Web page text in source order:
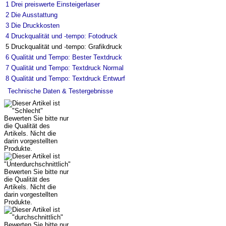
1 Drei preiswerte Einsteigerlaser
2 Die Ausstattung
3 Die Druckkosten
4 Druckqualität und -tempo: Fotodruck
5 Druckqualität und -tempo: Grafikdruck
6 Qualität und Tempo: Bester Textdruck
7 Qualität und Tempo: Textdruck Normal
8 Qualität und Tempo: Textdruck Entwurf
Technische Daten & Testergebnisse